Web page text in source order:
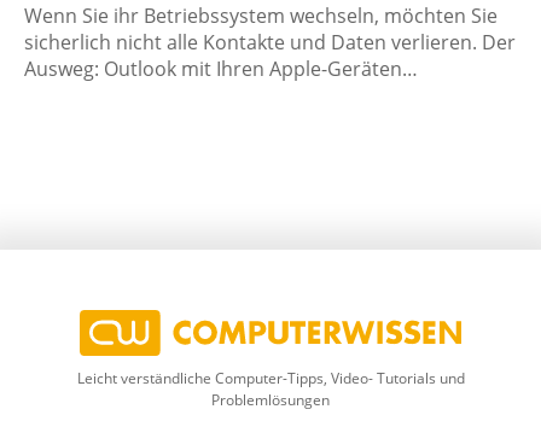
Wenn Sie ihr Betriebssystem wechseln, möchten Sie
sicherlich nicht alle Kontakte und Daten verlieren. Der
Ausweg: Outlook mit Ihren Apple-Geräten…
Leicht verständliche Computer-Tipps, Video- Tutorials und
Problemlösungen